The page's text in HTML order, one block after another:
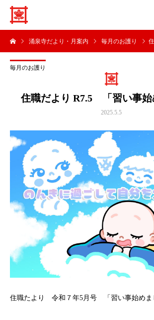
涌泉寺だより・月案内 毎月のお護り 住
毎月のお護り
住職だより R7.5 「習い事始
2025.5.5
住職たより 令和７年5月号 「習い事始